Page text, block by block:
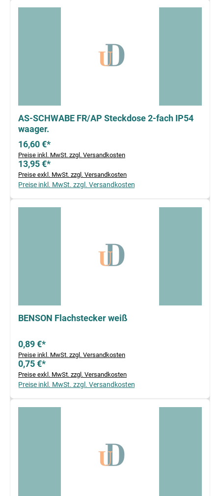
AS-SCHWABE FR/AP Steckdose 2-fach IP54
waager.
16,60 €*
Preise inkl. MwSt. zzgl. Versandkosten
13,95 €*
Preise exkl. MwSt. zzgl. Versandkosten
Preise inkl. MwSt. zzgl. Versandkosten
BENSON Flachstecker weiß
0,89 €*
Preise inkl. MwSt. zzgl. Versandkosten
0,75 €*
Preise exkl. MwSt. zzgl. Versandkosten
Preise inkl. MwSt. zzgl. Versandkosten